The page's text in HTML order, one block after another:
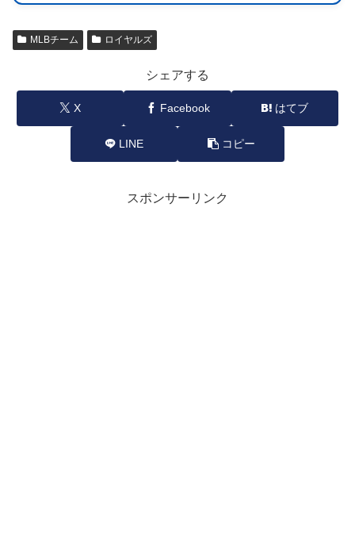
MLBチーム ロイヤルズ
シェアする
X Facebook はてブ
LINE コピー
スポンサーリンク